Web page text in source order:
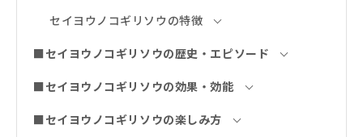
セイヨウノコギリソウの特徴
■セイヨウノコギリソウの歴史・エピソード
■セイヨウノコギリソウの効果・効能
■セイヨウノコギリソウの楽しみ方